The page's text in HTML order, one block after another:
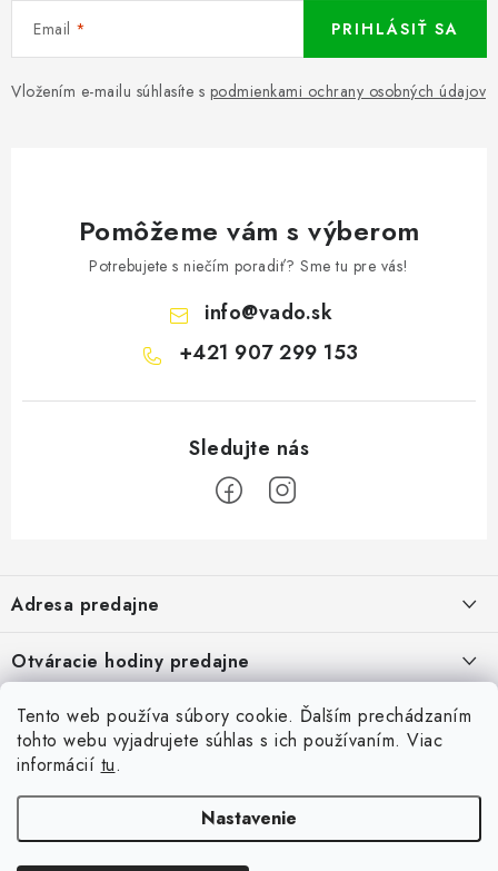
Tento web používa súbory cookie. Ďalším prechádzaním
tohto webu vyjadrujete súhlas s ich používaním. Viac
informácií tu.
Nastavenie
Email
Vložením e-mailu súhlasíte s podmienkami ochrany osobných údajov
PRIHLÁSIŤ SA
Pomôžeme vám s výberom
Potrebujete s niečím poradiť? Sme tu pre vás!
info@vado.sk
+421 907 299 153
p
ä
t
Adresa predajne
Pekárska 4, 941 31 Dvory nad Žitavou
Pozrite si Google mapu
Pozrieť detail mapy »
Otváracie hodiny predajne
Sobota, Nedeľa: Zatvorené
Informácie pre Vás
Napíšte nám
Obchodné podmienky
Ochrana osobných údajov
Facebook